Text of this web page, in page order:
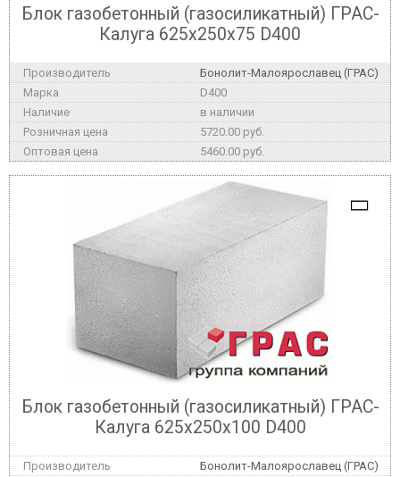
Блок газобетонный (газосиликатный) ГРАС-
Калуга 625x250x75 D400
Бонолит-Малоярославец (ГРАС)
D400
в наличии
5720.00 руб.
5460.00 руб.
Блок газобетонный (газосиликатный) ГРАС-
Калуга 625x250x100 D400
Бонолит-Малоярославец (ГРАС)